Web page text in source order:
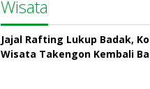
Wisata
Jajal Rafting Lukup Badak,
Wisata Takengon Kembali